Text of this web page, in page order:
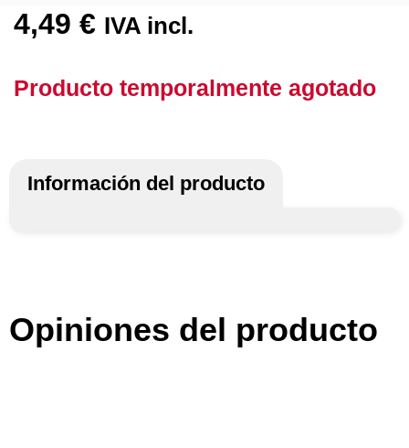
4,49 € IVA incl.
Producto temporalmente agotado
Información del producto
Opiniones del producto